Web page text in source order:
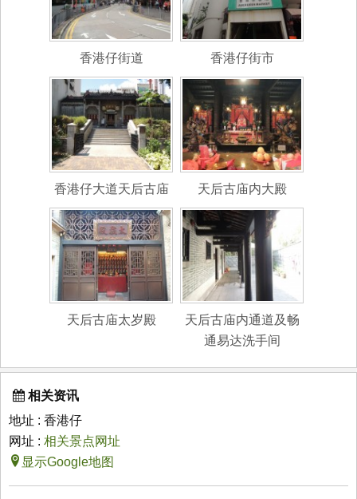
香港仔街道 香港仔街市
香港仔大道天后古庙 天后古庙内大殿
天后古庙太岁殿
天后古庙内通道及畅
通易达洗手间
相关资讯
地址 : 香港仔
网址 : 相关景点网址
显示Google地图